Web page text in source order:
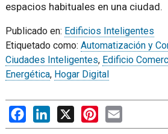
espacios habituales en una ciudad.
Publicado en: Edificios Inteligentes
Etiquetado como: Automatización y
Ciudades Inteligentes, Edificio
Energética, Hogar Digital
FacebookLinkedIn
X PinterestEmail